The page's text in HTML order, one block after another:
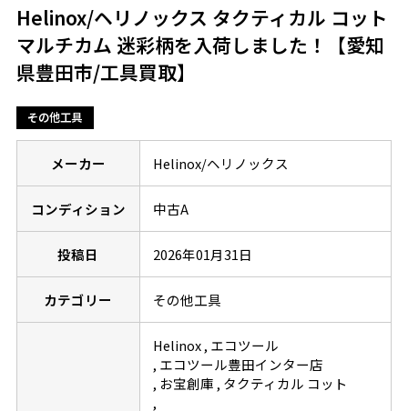
Helinox/ヘリノックス タクティカル コット
マルチカム 迷彩柄を入荷しました！【愛知
県豊田市/工具買取】
その他工具
メーカー Helinox/ヘリノックス
コンディション 中古A
投稿日 2026年01月31日
カテゴリー その他工具
Helinox エコツール
エコツール豊田インター店
お宝創庫 タクティカル コット